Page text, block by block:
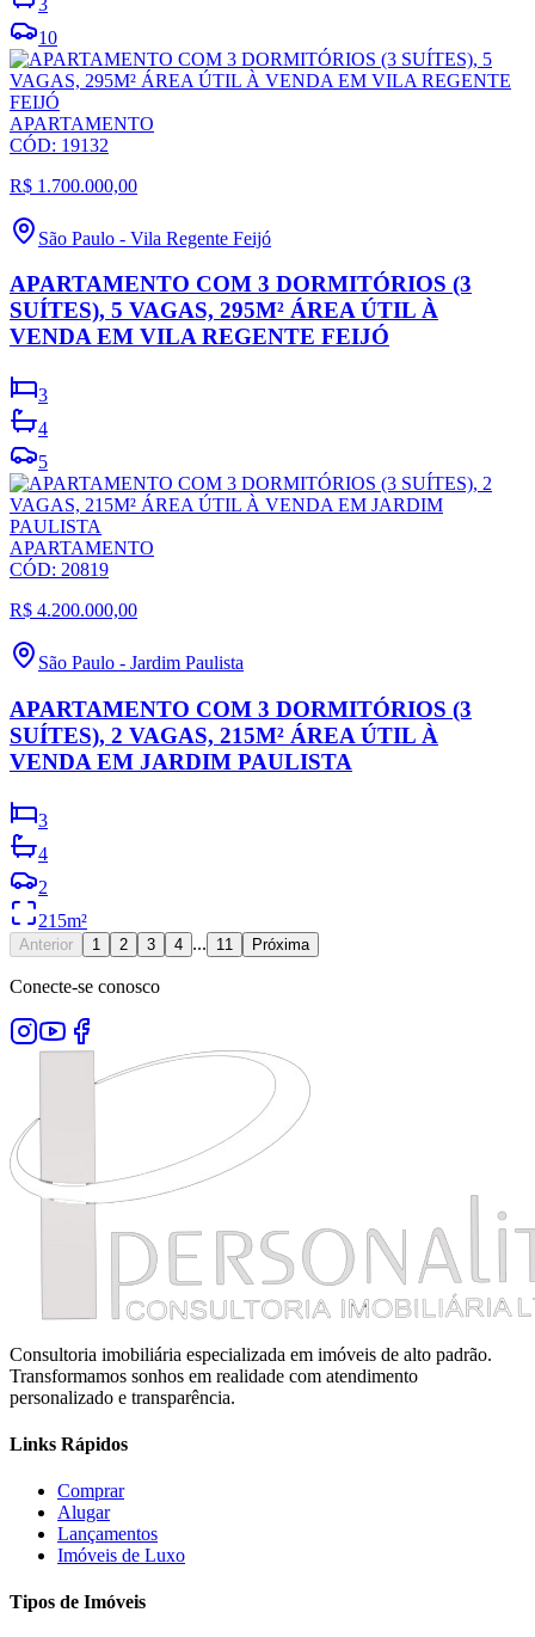
10
APARTAMENTO
CÓD: 19132
R$ 1.700.000,00
São Paulo - Vila Regente Feijó
APARTAMENTO COM 3 DORMITÓRIOS (3
SUÍTES), 5 VAGAS, 295M² ÁREA ÚTIL À
VENDA EM VILA REGENTE FEIJÓ
3
4
5
APARTAMENTO
CÓD: 20819
R$ 4.200.000,00
São Paulo - Jardim Paulista
APARTAMENTO COM 3 DORMITÓRIOS (3
SUÍTES), 2 VAGAS, 215M² ÁREA ÚTIL À
VENDA EM JARDIM PAULISTA
3
4
2
215m²
Anterior 1 2 3 4 ... 11 Próxima
Conecte-se conosco
Consultoria imobiliária especializada em imóveis de alto padrão.
Transformamos sonhos em realidade com atendimento
personalizado e transparência.
Links Rápidos
Comprar
Alugar
Lançamentos
Imóveis de Luxo
Tipos de Imóveis